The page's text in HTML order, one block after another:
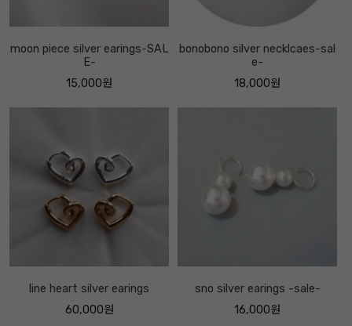
moon piece silver earings-SAL
E-
15,000원
bonobono silver necklcaes-sal
e-
18,000원
line heart silver earings
60,000원
sno silver earings -sale-
16,000원